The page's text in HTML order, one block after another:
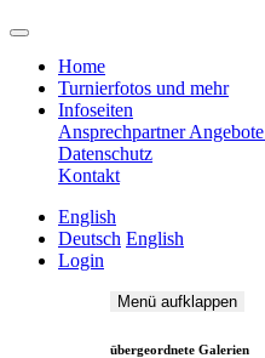
Home
Turnierfotos und mehr
Infoseiten
AnsprechpartnerAngebote
Datenschutz
Kontakt
English
Deutsch English
Login
Menü aufklappen
übergeordnete Galerien